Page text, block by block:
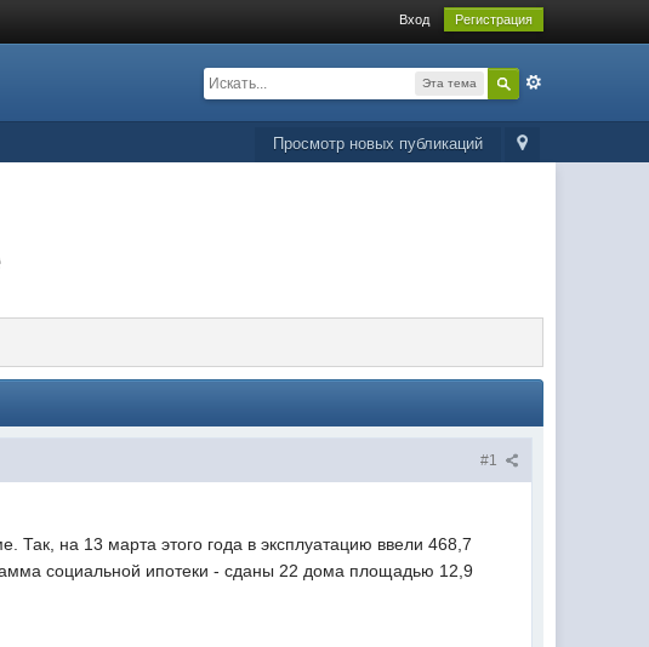
Вход Регистрация
Эта тема
Просмотр новых публикаций
#1
Так, на 13 марта этого года в эксплуатацию ввели 468,7
социальной ипотеки - сданы 22 дома площадью 12,9